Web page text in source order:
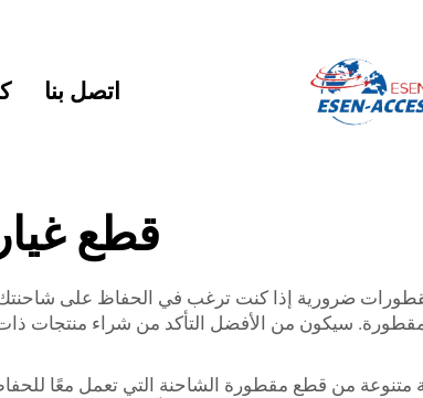
اتصل بنا
قطع
ضرورية إذا كنت ترغب في الحفاظ على
سيكون من الأفضل التأكد من شراء منتجات
من قطع مقطورة الشاحنة التي تعمل معًا